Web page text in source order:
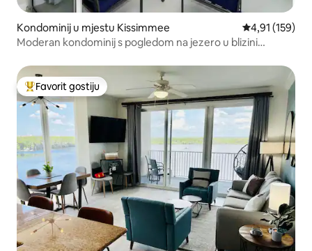
Kondominij u mjestu Kissimmee Prosječna
4,91 (159)
Moderan kondominij s pogledom na jezero u blizini
Glavni favorit gostiju
Favorit gostiju